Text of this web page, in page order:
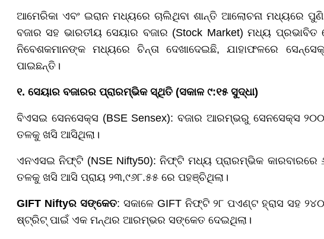
ଆମେରିକା ଏବଂ ଇରାନ ମଧ୍ୟରେ ଚାଲିଥିବା ଶାନ୍ତି ଆଲୋଚନା ମଧ୍ୟରେ
ବଜାର ସହ ଭାରତୀୟ ସେୟାର ବଜାର (Stock Market) ମଧ୍ୟ
ନିବେଶକମାନଙ୍କ ମଧ୍ୟରେ ଚିନ୍ତା ଦେଖାଦେଇଛି, ଯାହାଫଳରେ
ପାଇଛନ୍ତି।
୧. ସେୟାର ବଜାରର ପ୍ରାରମ୍ଭିକ ସ୍ଥିତି (ସକାଳ ୯:୧୫ ସୁଦ୍ଧା)
ବିଏସଇ ସେନସେକ୍ସ (BSE Sensex): ବଜାର ଆରମ୍ଭରୁ ସେନସେକ୍ସ
ତଳକୁ ଖସି ଆସିଥିଲା।
ଏନଏସଇ ନିଫ୍ଟି (NSE Nifty50): ନିଫ୍ଟି ମଧ୍ୟ ପ୍ରାରମ୍ଭିକ କାରବାରରେ
ତଳକୁ ଖସି ଆସି ପ୍ରାୟ ୨୩,୯୬୮.୫୫ ରେ ପହଞ୍ଚିଥିଲା।
GIFT Niftyର ସଙ୍କେତ: ସକାଳେ GIFT ନିଫ୍ଟି ୨୮ ପଏଣ୍ଟ ହ୍ରାସ ସହ
ଷ୍ଟ୍ରିଟ୍ ପାଇଁ ଏକ ମନ୍ଥର ଆରମ୍ଭର ସଙ୍କେତ ଦେଇଥିଲା।